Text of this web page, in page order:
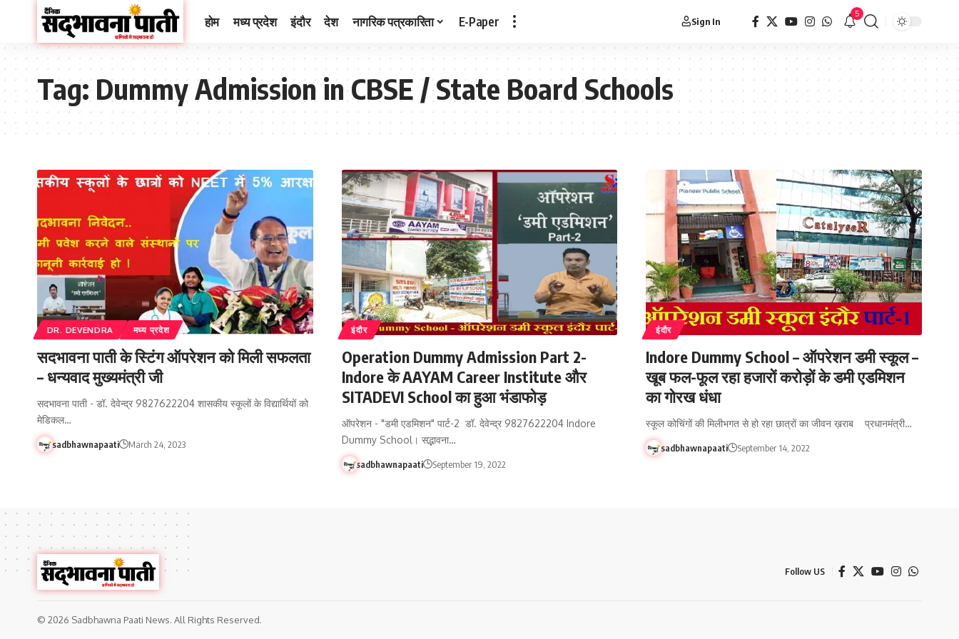
होम मध्य प्रदेश इंदौर देश नागरिक पत्रकारिता E-Paper Sign In
5
Tag:Dummy Admission in CBSE / State Board Schools
DR. DEVENDRA मध्य प्रदेश
सदभावना पाती के स्टिंग ऑपरेशन को मिली सफलता
– धन्यवाद मुख्यमंत्री जी
सदभावना पाती - डॉ. देवेन्द्र 9827622204 शासकीय स्कूलों के विद्यार्थियों को
मेडिकल…
sadbhawnapaati March 24, 2023
इंदौर
Operation Dummy Admission Part 2-
Indore के AAYAM Career Institute और
SITADEVI School का हुआ भंडाफोड़
ऑपरेशन - "डमी एडमिशन" पार्ट-2 डॉ. देवेन्द्र 9827622204 Indore
Dummy School। सद्भावना…
sadbhawnapaati September 19, 2022
इंदौर
Indore Dummy School – ऑपरेशन डमी स्कूल –
खूब फल-फूल रहा हजारों करोड़ों के डमी एडमिशन
का गोरख धंधा
स्कूल कोचिंगों की मिलीभगत से हो रहा छात्रों का जीवन ख़राब प्रधानमंत्री…
sadbhawnapaati September 14, 2022
Follow US
© 2026 Sadbhawna Paati News. All Rights Reserved.